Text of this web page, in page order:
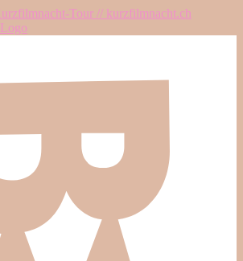
Tour // kurzfilmnacht.ch